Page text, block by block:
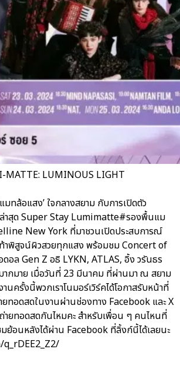
MATTE: LUMINOUS LIGHT
ทล้อแสง’ ใจกลางสยาม กับการเปิดตัว
าสุด Super Stay Lumimatte#รองพื้นแม
New York ที่มาชวนเปิดประสบการณ์
าพิสูจน์ผิวสวยทุกแสง พร้อมชม Concert of
ล Gen Z อธิ LYKN, ATLAS, อิ้ง วรันธร
กมาย เมื่อวันที่ 23 มีนาคม ที่ผ่านมา ณ สยาม
นครั้งนี้พวกเราโนมอร์เวิร์คได้โอกาสรับหน้าที่
ทอดสดในงานผ่านช่องทาง Facebook และ X
ายทอดสดกันไหมคะ สำหรับเพื่อน ๆ คนไหนที่
มย้อนหลังได้ผ่าน Facebook ที่ลิ้งก์นี้ได้เลยนะ